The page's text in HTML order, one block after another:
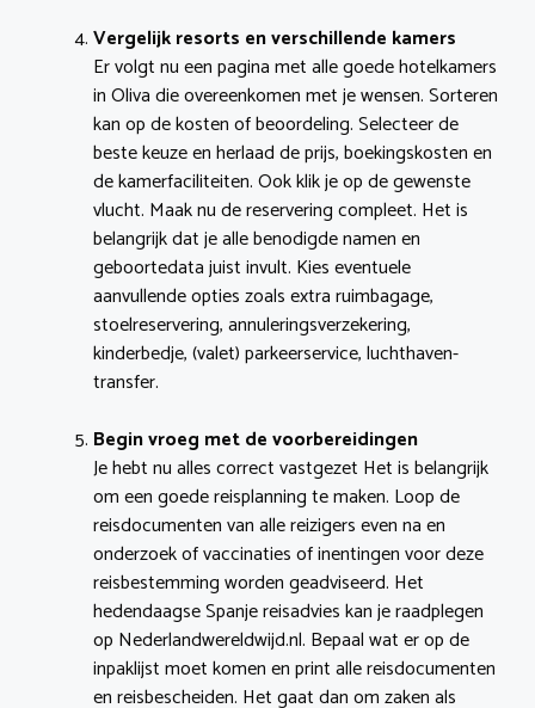
Vergelijk resorts en verschillende kamers
Er volgt nu een pagina met alle goede hotelkamers
in Oliva die overeenkomen met je wensen. Sorteren
kan op de kosten of beoordeling. Selecteer de
beste keuze en herlaad de prijs, boekingskosten en
de kamerfaciliteiten. Ook klik je op de gewenste
vlucht. Maak nu de reservering compleet. Het is
belangrijk dat je alle benodigde namen en
geboortedata juist invult. Kies eventuele
aanvullende opties zoals extra ruimbagage,
stoelreservering, annuleringsverzekering,
kinderbedje, (valet) parkeerservice, luchthaven-
transfer.
Begin vroeg met de voorbereidingen
Je hebt nu alles correct vastgezet Het is belangrijk
om een goede reisplanning te maken. Loop de
reisdocumenten van alle reizigers even na en
onderzoek of vaccinaties of inentingen voor deze
reisbestemming worden geadviseerd. Het
hedendaagse Spanje reisadvies kan je raadplegen
op Nederlandwereldwijd.nl. Bepaal wat er op de
inpaklijst moet komen en print alle reisdocumenten
en reisbescheiden. Het gaat dan om zaken als